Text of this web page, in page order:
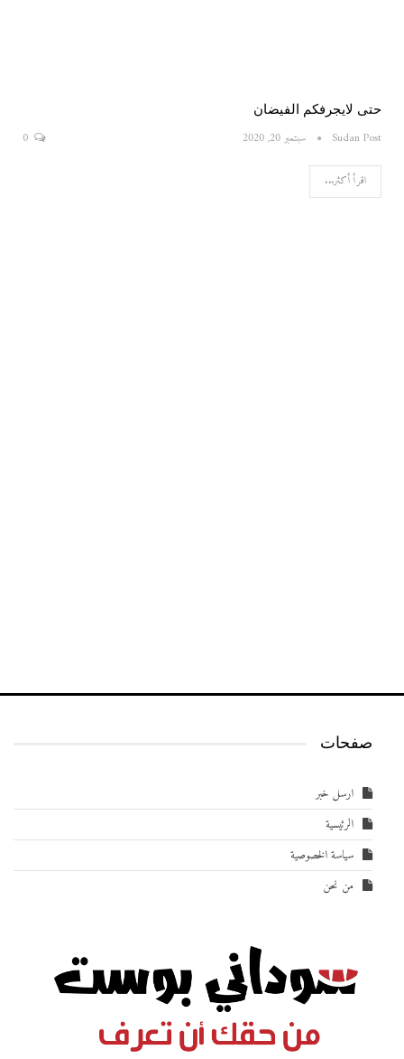
حتى لايجرفكم الفيضان
Sudan Post سبتمبر 20, 2020
اقرأ أكثر...
صفحات
ارسل خبر
الرئيسية
سياسة الخصوصية
من نحن